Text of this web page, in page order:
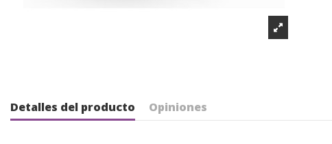
Detalles del producto Opiniones